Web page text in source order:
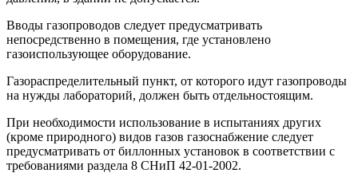
Вводы газопроводов следует предусматривать
непосредственно в помещения, где установлено
газоиспользующее оборудование.
Газораспределительный пункт, от которого идут газопроводы
на нужды лабораторий, должен быть отдельностоящим.
При необходимости использование в испытаниях других
(кроме природного) видов газов газоснабжение следует
предусматривать от биллонных установок в соответствии с
требованиями раздела 8 СНиП 42-01-2002.